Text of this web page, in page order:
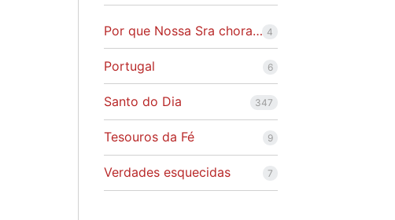
Por que Nossa Sra chora… 4
Portugal 6
Santo do Dia 347
Tesouros da Fé 9
Verdades esquecidas 7